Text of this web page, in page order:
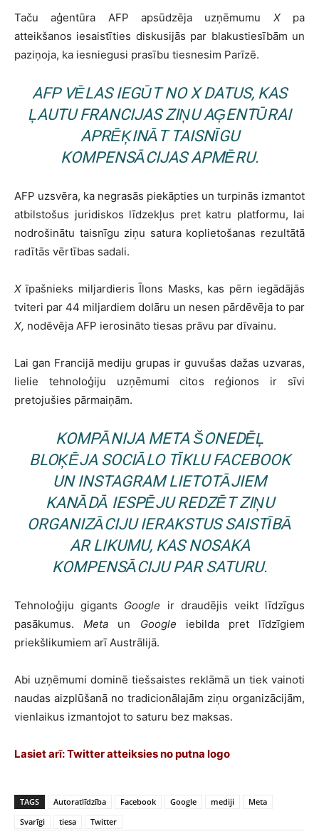
Taču aģentūra AFP apsūdzēja uzņēmumu Xpa
atteikšanos iesaistīties diskusijās par blakustiesībām un
paziņoja, ka iesniegusi prasību tiesnesim Parīzē.
AFP VĒLAS IEGŪT NOXDATUS, KAS
ĻAUTU FRANCIJAS ZIŅU AĢENTŪRAI
APRĒĶINĀT TAISNĪGU
KOMPENSĀCIJAS APMĒRU.
AFP uzsvēra, ka negrasās piekāpties un turpinās izmantot
atbilstošus juridiskos līdzekļus pret katru platformu, lai
nodrošinātu taisnīgu ziņu satura koplietošanas rezultātā
radītās vērtības sadali.
X īpašnieks miljardieris Īlons Masks, kas pērn iegādājās
tviteri par 44 miljardiem dolāru un nesen pārdēvēja to par
X, nodēvēja AFP ierosināto tiesas prāvu par dīvainu.
Lai gan Francijā mediju grupas ir guvušas dažas uzvaras,
lielie tehnoloģiju uzņēmumi citos reģionos ir sīvi
pretojušies pārmaiņām.
KOMPĀNIJA METAŠONEDĒĻ
BLOĶĒJA SOCIĀLO TĪKLUFACEBOOK
UNINSTAGRAMLIETOTĀJIEM
KANĀDĀ IESPĒJU REDZĒT ZIŅU
ORGANIZĀCIJU IERAKSTUS SAISTĪBĀ
AR LIKUMU, KAS NOSAKA
KOMPENSĀCIJU PAR SATURU.
Tehnoloģiju gigants Google ir draudējis veikt līdzīgus
pasākumus.Meta un Google iebilda pret līdzīgiem
priekšlikumiem arī Austrālijā.
Abi uzņēmumi dominē tiešsaistes reklāmā un tiek vainoti
naudas aizplūšanā no tradicionālajām ziņu organizācijām,
vienlaikus izmantojot to saturu bez maksas.
Lasiet arī:Twitter atteiksies no putna logo
TAGS Autoratlīdzība Facebook Google mediji
Meta
Svarīgi
tiesa Twitter